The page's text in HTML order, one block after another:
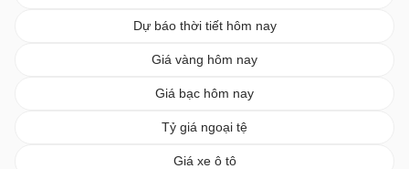
Dự báo thời tiết hôm nay
Giá vàng hôm nay
Giá bạc hôm nay
Tỷ giá ngoại tệ
Giá xe ô tô